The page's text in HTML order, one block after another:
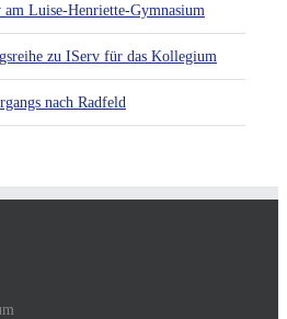
Luise-Henriette-Gymnasium
zu IServ für das Kollegium
nach Radfeld